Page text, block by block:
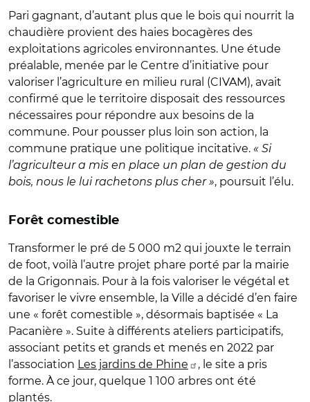
Pari gagnant, d’autant plus que le bois qui nourrit la
chaudière provient des haies bocagères des
exploitations agricoles environnantes. Une étude
préalable, menée par le Centre d’initiative pour
valoriser l’agriculture en milieu rural (CIVAM), avait
confirmé que le territoire disposait des ressources
nécessaires pour répondre aux besoins de la
commune. Pour pousser plus loin son action, la
commune pratique une politique incitative. « Si
l’agriculteur a mis en place un plan de gestion du
bois, nous le lui rachetons plus cher », poursuit l’élu.
Forêt comestible
Transformer le pré de 5 000 m2 qui jouxte le terrain
de foot, voilà l’autre projet phare porté par la mairie
de la Grigonnais. Pour à la fois valoriser le végétal et
favoriser le vivre ensemble, la Ville a décidé d’en faire
une « forêt comestible », désormais baptisée « La
Pacanière ». Suite à différents ateliers participatifs,
associant petits et grands et menés en 2022 par
l’association Les jardins de Phine
, le site a pris
forme. À ce jour, quelque 1 100 arbres ont été
plantés.